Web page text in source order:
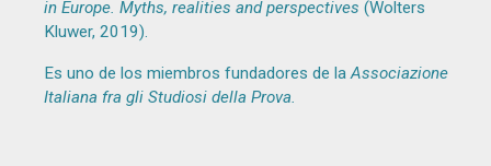
in Europe. Myths, realities and perspectives (Wolters
Kluwer, 2019).
Es uno de los miembros fundadores de la Associazione
Italiana fra gli Studiosi della Prova